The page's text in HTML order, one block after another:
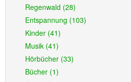
Regenwald (28)
Entspannung (103)
Kinder (41)
Musik (41)
Hörbücher (33)
Bücher (1)